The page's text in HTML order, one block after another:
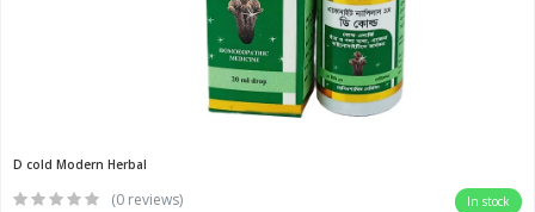
D cold Modern Herbal
(0 reviews) In stock